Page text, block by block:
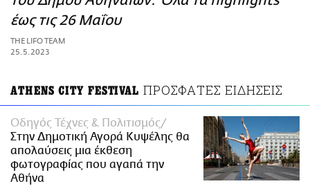
ΑΜΠΑ
PRINT
έως τις 26 Μαΐου
THE LIFO TEAM
25.5.2023
ΑTHENS CITY FESTIVAL ΠΡΟΣΦΑΤΕΣ ΕΙΔΗΣΕΙΣ
Οδηγός Τέχνες & Πολιτισμός
Στην Δημοτική Αγορά Κυψέλης θα
απολαύσεις μια έκθεση
φωτογραφίας που αγαπά την
Αθήνα